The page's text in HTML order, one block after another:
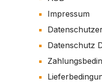
Impressum
Datenschutz